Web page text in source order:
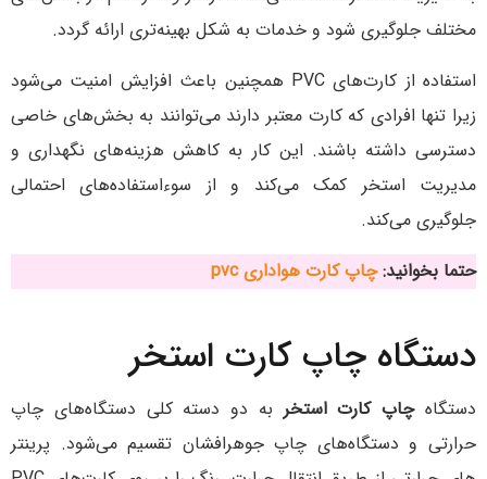
مختلف جلوگیری شود و خدمات به شکل بهینه‌تری ارائه گردد.
استفاده از کارت‌های PVC همچنین باعث افزایش امنیت می‌شود
زیرا تنها افرادی که کارت معتبر دارند می‌توانند به بخش‌های خاصی
دسترسی داشته باشند. این کار به کاهش هزینه‌های نگهداری و
مدیریت استخر کمک می‌کند و از سوءاستفاده‌های احتمالی
جلوگیری می‌کند.
حتما بخوانید:چاپ کارت هواداری pvc
دستگاه چاپ کارت استخر
دستگاه‌چاپ کارت استخر به دو دسته کلی دستگاه‌های چاپ
حرارتی و دستگاه‌های چاپ جوهرافشان تقسیم می‌شود. پرینتر